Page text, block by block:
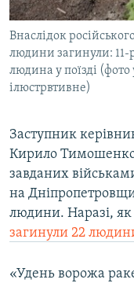
КРИМ РЕАЛІЇ
РУС
УКР
ДОЛУЧАЙСЯ!
Внаслідок
людини загинули: 11-
людина у поїзді (фото
ілюстрвтивне)
Заступник
Кирило Тимошенко
завданих
на
людини. Наразі, як
загинули 22
«Удень ворожа